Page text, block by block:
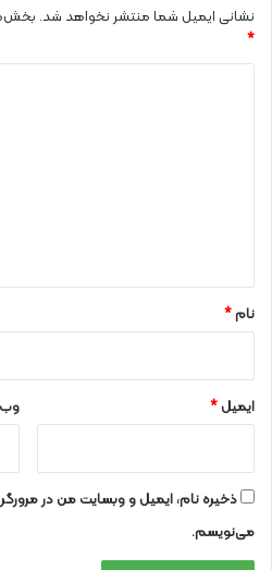
نشانی ایمیل شما منتشر نخواهد شد.
*
نام*
ایمیل*
ذخیره نام، ایمیل و وبسایت من در
می‌نویسم.